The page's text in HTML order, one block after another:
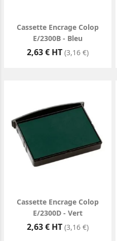
Cassette Encrage Colop
E/2300B - Bleu
Prix
2,63 € HT (3,16 €)
Cassette Encrage Colop
E/2300D - Vert
Prix
2,63 € HT (3,16 €)